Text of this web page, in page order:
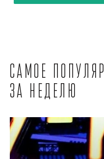
Самое
за неделю